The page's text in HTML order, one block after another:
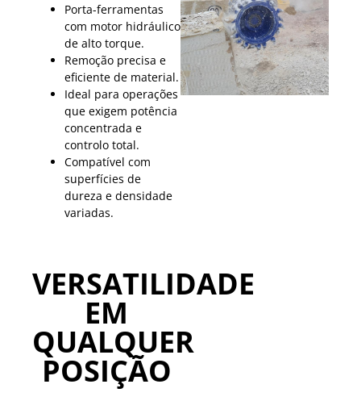
Porta-ferramentas
com motor hidráulico
de alto torque.
Remoção precisa e
eficiente de material.
Ideal para operações
que exigem potência
concentrada e
controlo total.
Compatível com
superfícies de
dureza e densidade
variadas.
VERSATILIDADE
EM
QUALQUER
POSIÇÃO